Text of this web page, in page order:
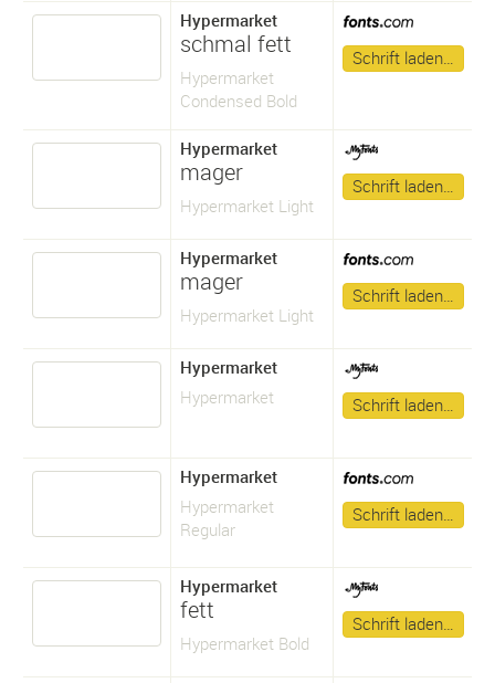
Hypermarket
schmal fett
Hypermarket
Condensed Bold
Schrift laden…
Hypermarket
mager
Hypermarket Light
Schrift laden…
Hypermarket
mager
Hypermarket Light
Schrift laden…
Hypermarket
Hypermarket
Schrift laden…
Hypermarket
Hypermarket
Regular
Schrift laden…
Hypermarket
fett
Hypermarket Bold
Schrift laden…